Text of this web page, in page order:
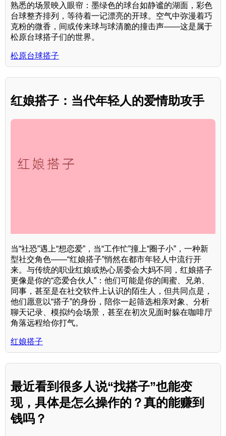
熟悉的场景映入眼帘：墨绿色的球台如静谧的湖面，彩色
台球整齐排列，等待着一记漂亮的开球。空气中弥漫着巧
克粉的微香，间或传来球与球清脆的撞击声——这是属于
松原台球搭子们的世界。
松原台球搭子
红娘搭子：当代年轻人的爱情助攻手
当“社恐”遇上“想恋爱”，当“工作忙”撞上“圈子小”，一种新
型社交角色——“红娘搭子”悄然在都市年轻人中流行开
来。与传统的职业红娘或热心居委会大妈不同，红娘搭子
更像是你的“恋爱合伙人”：他们可能是你的闺蜜、兄弟、
同事，甚至是在社交软件上认识的陌生人，但共同点是，
他们愿意以“搭子”的身份，陪你一起筛选相亲对象、分析
聊天记录、模拟约会场景，甚至在初次见面时躲在咖啡厅
角落远程给你打气。
红娘搭子
最近看到很多人说“找搭子”也能变
现，具体是怎么操作的？真的能赚到
钱吗？